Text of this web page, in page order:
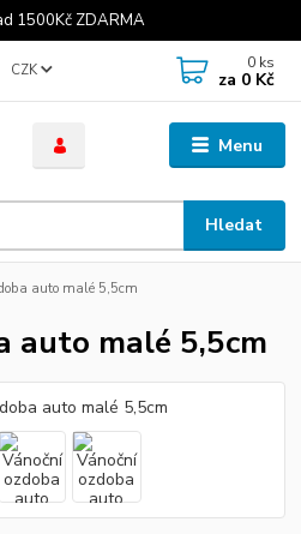
1500Kč ZDARMA
Menu
CZK
Hledat
0 ks
za 0 Kč
auto malé 5,5cm
auto malé 5,5cm